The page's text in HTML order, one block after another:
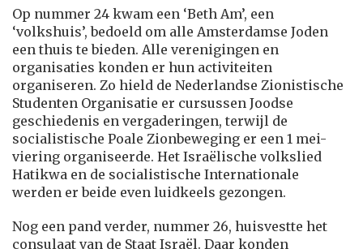
Op nummer 24 kwam een ‘Beth Am’, een
‘volkshuis’, bedoeld om alle Amsterdamse Joden
een thuis te bieden. Alle verenigingen en
organisaties konden er hun activiteiten
organiseren. Zo hield de Nederlandse Zionistische
Studenten Organisatie er cursussen Joodse
geschiedenis en vergaderingen, terwijl de
socialistische Poale Zionbeweging er een 1 mei-
viering organiseerde. Het Israëlische volkslied
Hatikwa en de socialistische Internationale
werden er beide even luidkeels gezongen.
Nog een pand verder, nummer 26, huisvestte het
consulaat van de Staat Israël. Daar konden